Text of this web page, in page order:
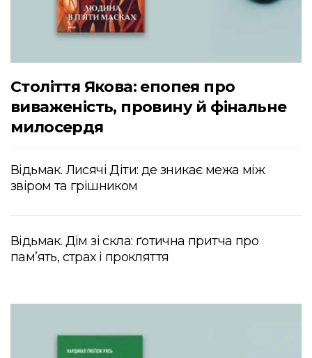
Століття Якова: епопея про
виваженість, провину й фінальне
милосердя
Відьмак. Лисячі Діти: де зникає межа між
звіром та грішником
Відьмак. Дім зі скла: ґотична притча про
пам’ять, страх і прокляття